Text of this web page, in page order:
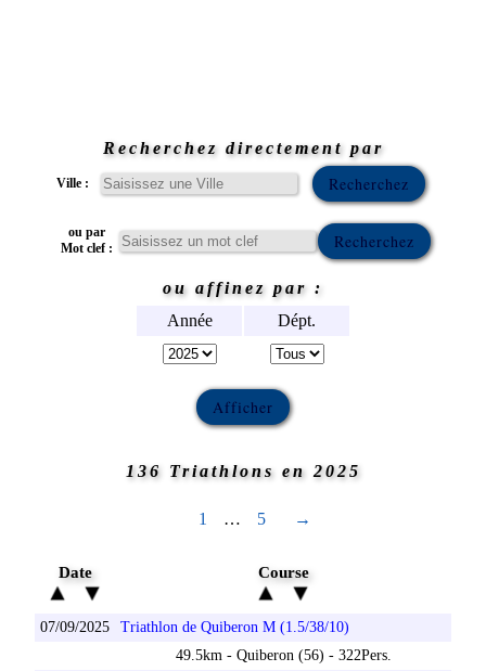
Recherchez directement par
Ville :
ou par
Mot clef :
ou affinez par :
Année
Dépt.
136 Triathlons en 2025
1 … 5 →
Date Course
07/09/2025
Triathlon de Quiberon M (1.5/38/10)
49.5km - Quiberon (56) - 322Pers.